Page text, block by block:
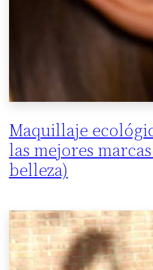
Maquillaje
las mejores
belleza)